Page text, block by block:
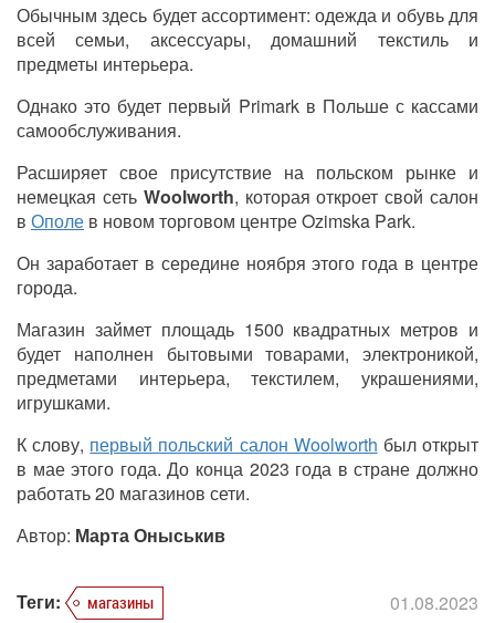
Обычным здесь будет ассортимент: одежда и обувь для
всей семьи, аксессуары, домашний текстиль и
предметы интерьера.
Однако это будет первый Primark в Польше с кассами
самообслуживания.
Расширяет свое присутствие на польском рынке и
немецкая сеть Woolworth, которая откроет свой салон
в Ополе в новом торговом центре Ozimska Park.
Он заработает в середине ноября этого года в центре
города.
Магазин займет площадь 1500 квадратных метров и
будет наполнен бытовыми товарами, электроникой,
предметами интерьера, текстилем, украшениями,
игрушками.
К слову, первый польский салон Woolworth был открыт
в мае этого года. До конца 2023 года в стране должно
работать 20 магазинов сети.
Автор: Марта Оныськив
Теги: магазины 01.08.2023